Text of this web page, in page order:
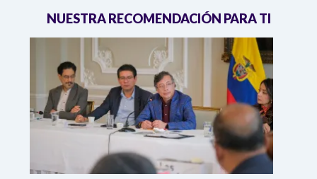
NUESTRA RECOMENDACIÓN PARA TI